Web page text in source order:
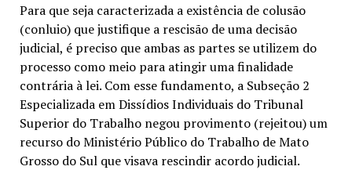
Para que seja caracterizada a existência de colusão
(conluio) que justifique a rescisão de uma decisão
judicial, é preciso que ambas as partes se utilizem do
processo como meio para atingir uma finalidade
contrária à lei. Com esse fundamento, a Subseção 2
Especializada em Dissídios Individuais do Tribunal
Superior do Trabalho negou provimento (rejeitou) um
recurso do Ministério Público do Trabalho de Mato
Grosso do Sul que visava rescindir acordo judicial.